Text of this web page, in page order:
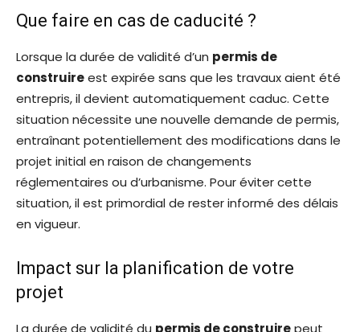
Que faire en cas de caducité ?
Lorsque la durée de validité d’un permis de
construireest expirée sans que les travaux aient été
entrepris, il devient automatiquement caduc. Cette
situation nécessite une nouvelle demande de permis,
entraînant potentiellement des modifications dans le
projet initial en raison de changements
réglementaires ou d’urbanisme. Pour éviter cette
situation, il est primordial de rester informé des délais
en vigueur.
Impact sur la planification de votre
projet
La durée de validité du permis de construirepeut